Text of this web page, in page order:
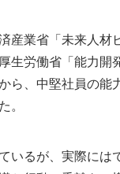
産業省「未来人材
生労働省「能力開
ら、中堅社員の能
。
いるが、実際には